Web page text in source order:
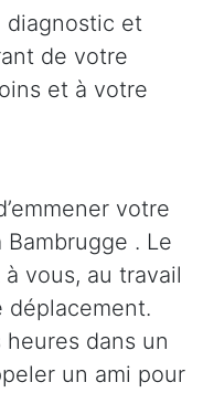
diagnostic et
de votre
et à votre
votre
. Le
vous, au travail
déplacement.
heures dans un
un ami pour